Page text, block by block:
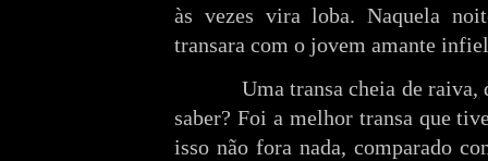
às vezes vira loba. Naquela
transara com o jovem amante
Uma transa cheia de raiva,
saber? Foi a melhor transa que
isso não fora nada, comparado